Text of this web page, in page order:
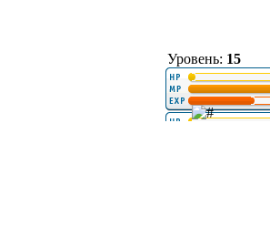
Уровень: 15